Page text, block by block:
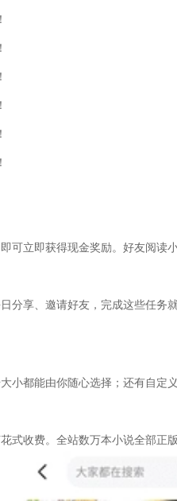
可立即获得现金奖励。好友阅读
分享、邀请好友，完成这些任务
小都能由你随心选择；还有自定
式收费。全站数万本小说全部正